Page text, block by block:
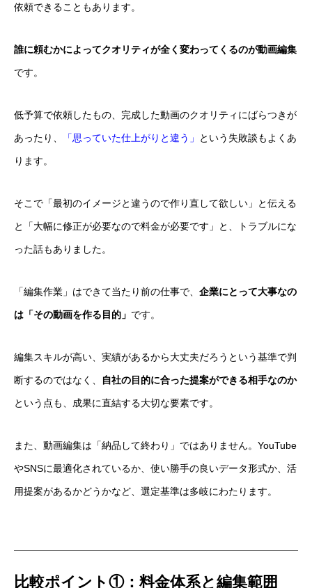
依頼できることもあります。
誰に頼むかによってクオリティが全く変わってくるのが動画編集
です。
低予算で依頼したもの、完成した動画のクオリティにばらつきが
あったり、 「思っていた仕上がりと違う」 という失敗談もよくあ
ります。
そこで「最初のイメージと違うので作り直して欲しい」と伝える
と「大幅に修正が必要なので料金が必要です」と、トラブルにな
った話もありました。
「編集作業」はできて当たり前の仕事で、 企業にとって大事なの
は「その動画を作る目的」 です。
編集スキルが高い、実績があるから大丈夫だろうという基準で判
断するのではなく、 自社の目的に合った提案ができる相手なのか
という点も、成果に直結する大切な要素です。
また、動画編集は「納品して終わり」ではありません。YouTube
やSNSに最適化されているか、使い勝手の良いデータ形式か、活
用提案があるかどうかなど、選定基準は多岐にわたります。
比較ポイント①：料金体系と編集範囲